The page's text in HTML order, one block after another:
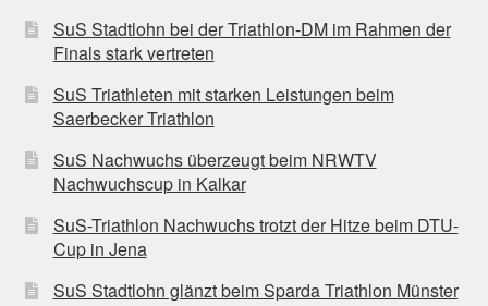
SuS Stadtlohn bei der Triathlon-DM im Rahmen der
Finals stark vertreten
SuS Triathleten mit starken Leistungen beim
Saerbecker Triathlon
SuS Nachwuchs überzeugt beim NRWTV
Nachwuchscup in Kalkar
SuS-Triathlon Nachwuchs trotzt der Hitze beim DTU-
Cup in Jena
SuS Stadtlohn glänzt beim Sparda Triathlon Münster